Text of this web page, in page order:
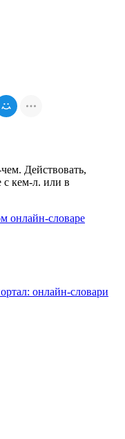
Действовать,
с кем-л. или в
онлайн-словаре
онлайн-словари